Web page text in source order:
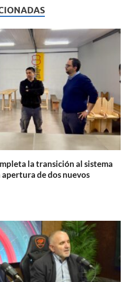
p
ar
ti
r
la transición al sistema
de dos nuevos